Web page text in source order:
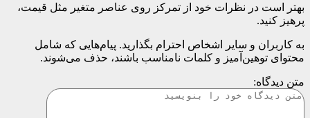
بهتر است در نظرات خود از تمرکز روی عناصر متغیر مثل قیمت،
پرهیز کنید.
به کاربران و سایر اشخاص احترام بگذارید. پیام‌هایی که شامل
محتوای توهین‌آمیز و کلمات نامناسب باشند، حذف می‌شوند.
متن دیدگاه: